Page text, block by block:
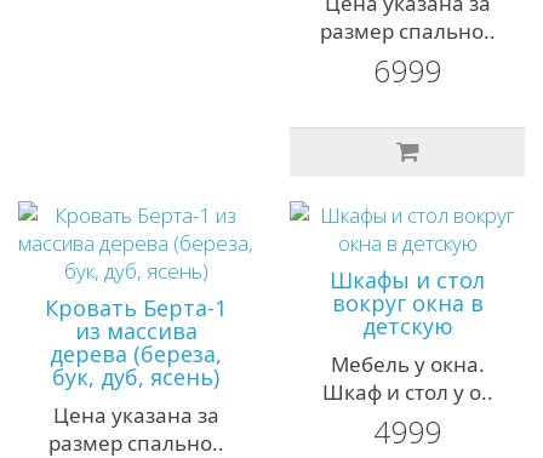
размер спально..
6999
Кровать Берта-1
из массива
дерева (береза,
бук, дуб, ясень)
Цена указана за
размер спально..
Шкафы и стол
вокруг окна в
детскую
Мебель у окна.
Шкаф и стол у о..
4999